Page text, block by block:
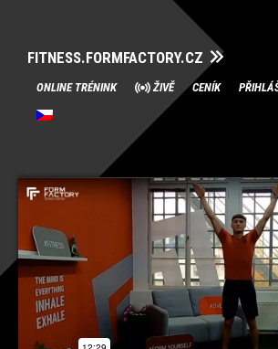
FITNESS.FORMFACTORY.CZ
Přeskočit
na
obsah
ONLINE TRÉNINK ŽIVĚ CENÍK